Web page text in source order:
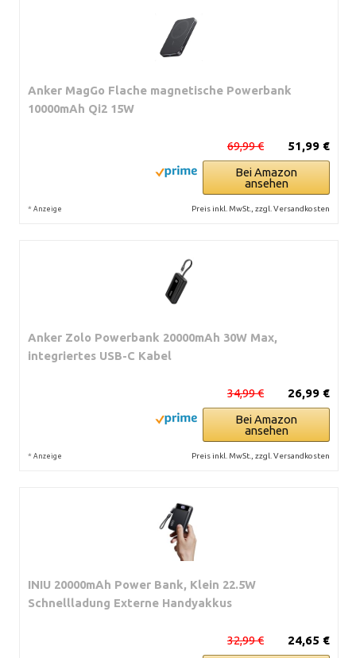
Anker MagGo Flache magnetische Powerbank
10000mAh Qi2 15W
51,99 €
69,99 €
Bei Amazon
ansehen
* Anzeige Preis inkl. MwSt., zzgl. Versandkosten
Anker Zolo Powerbank 20000mAh 30W Max,
integriertes USB-C Kabel
26,99 €
34,99 €
Bei Amazon
ansehen
* Anzeige Preis inkl. MwSt., zzgl. Versandkosten
INIU 20000mAh Power Bank, Klein 22.5W
Schnellladung Externe Handyakkus
24,65 €
32,99 €